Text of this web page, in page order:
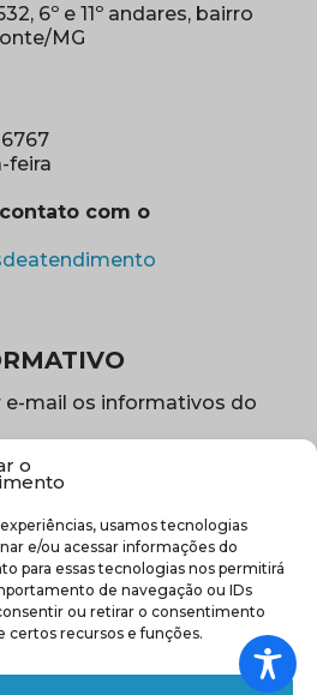
o
usamos tecnologias
e/ou acessar informações do
para essas tecnologias nos permitirá
de navegação ou IDs
ou retirar o consentimento
recursos e funções.
6º e 11º andares, bairro
MG
6767
feira
com o
e-mail os informativos do